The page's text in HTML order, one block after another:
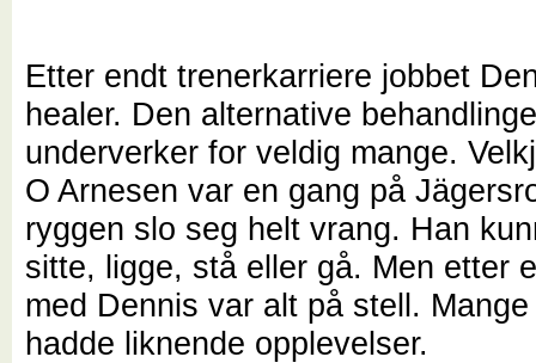
Etter endt trenerkarriere jobbet
healer. Den alternative
underverker for veldig mange.
O Arnesen var en gang på
ryggen slo seg helt vrang. Han
sitte, ligge, stå eller gå. Men etter
med Dennis var alt på stell.
hadde liknende opplevelser.